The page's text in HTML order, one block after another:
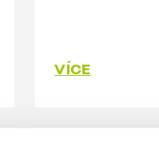
VÍCE